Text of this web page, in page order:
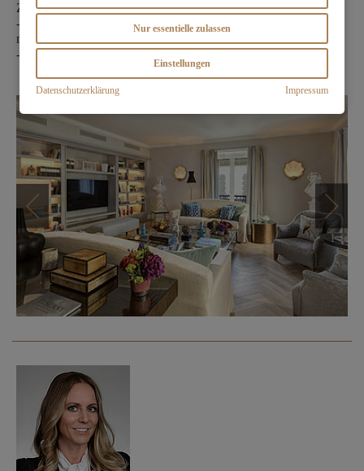
Zimmerkategorie beim Check-In (je nach Verfügbarkeit)
-Höchste Priorität für Early Check-In und Late Check-out (je
nach Verfügbarkeit)
-VIP Status
Nur essentielle zulassen
Einstellungen
Datenschutzerklärung Impressum